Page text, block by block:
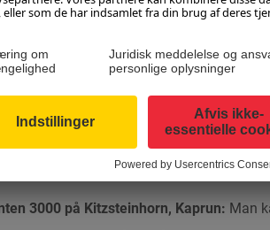
og det jordnære i hver eneste krog,
Der er ingen vej
Hohe Tauern – med
Østrigs højeste bjerg (3.798 m).
3000 på Kitzsteinhorn, Kaprun: Man